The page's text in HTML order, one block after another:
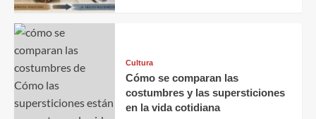
Cultura
Cómo se comparan las
costumbres y las supersticiones
en la vida cotidiana